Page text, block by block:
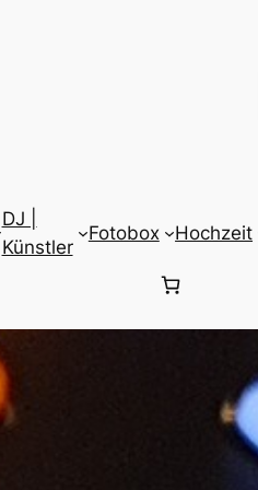
DJ |
Künstler
Fotobox Hochzeit